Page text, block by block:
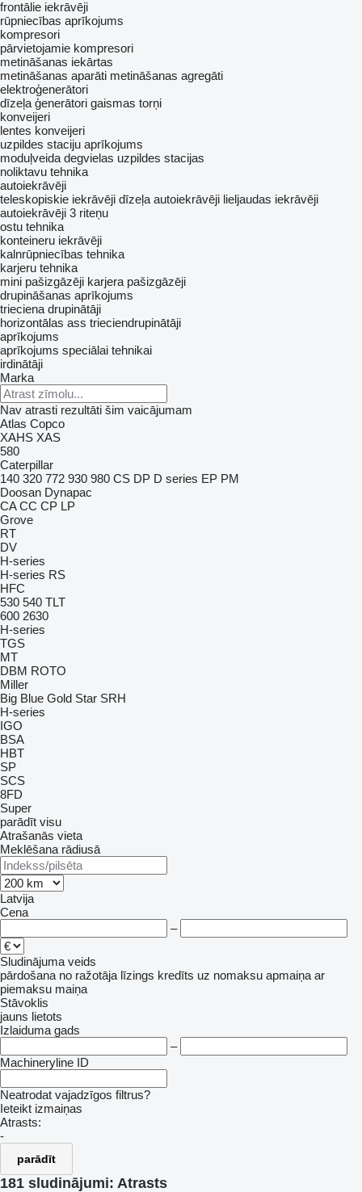
frontālie iekrāvēji
rūpniecības aprīkojums
kompresori
pārvietojamie kompresori
metināšanas iekārtas
metināšanas aparāti metināšanas agregāti
elektroģenerātori
dīzeļa ģenerātori gaismas torņi
konveijeri
lentes konveijeri
uzpildes staciju aprīkojums
moduļveida degvielas uzpildes stacijas
noliktavu tehnika
autoiekrāvēji
teleskopiskie iekrāvēji dīzeļa autoiekrāvēji lieljaudas iekrāvēji
autoiekrāvēji 3 riteņu
ostu tehnika
konteineru iekrāvēji
kalnrūpniecības tehnika
karjeru tehnika
mini pašizgāzēji karjera pašizgāzēji
drupināšanas aprīkojums
trieciena drupinātāji
horizontālas ass trieciendrupinātāji
aprīkojums
aprīkojums speciālai tehnikai
irdinātāji
Marka
Nav atrasti rezultāti šim vaicājumam
Atlas Copco
XAHS XAS
580
Caterpillar
140 320 772 930 980 CS DP D series EP PM
Doosan Dynapac
CA CC CP LP
Grove
RT
DV
H-series
H-series RS
HFC
530 540 TLT
600 2630
H-series
TGS
MT
DBM ROTO
Miller
Big Blue Gold Star SRH
H-series
IGO
BSA
HBT
SP
SCS
8FD
Super
parādīt visu
Atrašanās vieta
Meklēšana rādiusā
Latvija
Cena
–
Sludinājuma veids
pārdošana no ražotāja līzings kredīts uz nomaksu apmaiņa ar
piemaksu maiņa
Stāvoklis
jauns lietots
Izlaiduma gads
–
Machineryline ID
Neatrodat vajadzīgos filtrus?
Ieteikt izmaiņas
Atrasts:
-
parādīt
181 sludinājumi: Atrasts